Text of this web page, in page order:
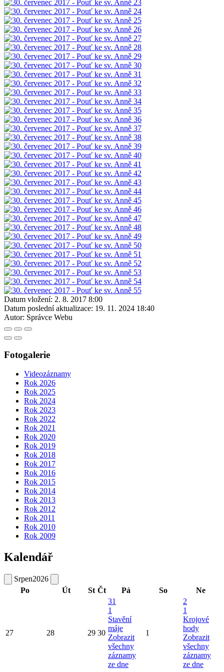
Datum vložení: 2. 8. 2017 8:00
Datum poslední aktualizace: 19. 11. 2024 18:40
Autor: Správce Webu
Fotogalerie
Videozáznamy
Rok 2026
Rok 2025
Rok 2024
Rok 2023
Rok 2022
Rok 2021
Rok 2020
Rok 2019
Rok 2018
Rok 2017
Rok 2016
Rok 2015
Rok 2014
Rok 2013
Rok 2012
Rok 2011
Rok 2010
Rok 2009
Kalendář
Srpen2026
Po
Út St Čt Pá So Ne
27 28 29 30
31
1
Stavění
máje
Zobrazit
všechny
záznamy
ze dne
1
2
1
Krojové
hody
Zobrazit
všechny
záznamy
ze dne